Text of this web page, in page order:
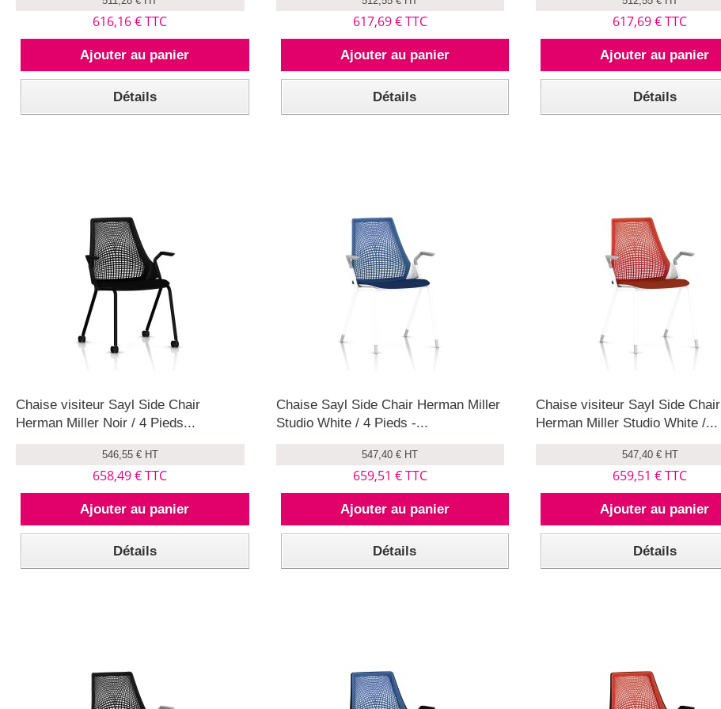
616,16 € TTC
Ajouter au panier
Détails
617,69 € TTC
Ajouter au panier
Détails
617,69 € TTC
Ajouter au panier
Détails
Chaise visiteur Sayl Side Chair
Herman Miller Noir / 4 Pieds...
546,55 € HT
658,49 € TTC
Ajouter au panier
Détails
Chaise Sayl Side Chair Herman Miller
Studio White / 4 Pieds -...
547,40 € HT
659,51 € TTC
Ajouter au panier
Détails
Chaise visiteur Sayl Side Chair
Herman Miller Studio White /...
547,40 € HT
659,51 € TTC
Ajouter au panier
Détails